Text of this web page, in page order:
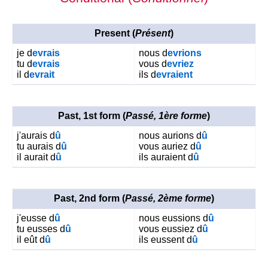
Present (Présent)
je devrais
tu devrais
il devrait
nous devrions
vous devriez
ils devraient
Past, 1st form (Passé, 1ère forme)
j'aurais dû
tu aurais dû
il aurait dû
nous aurions dû
vous auriez dû
ils auraient dû
Past, 2nd form (Passé, 2ème forme)
j'eusse dû
tu eusses dû
il eût dû
nous eussions dû
vous eussiez dû
ils eussent dû